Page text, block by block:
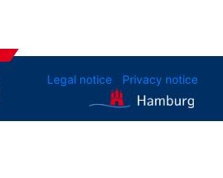
Legal notice Privacy notice